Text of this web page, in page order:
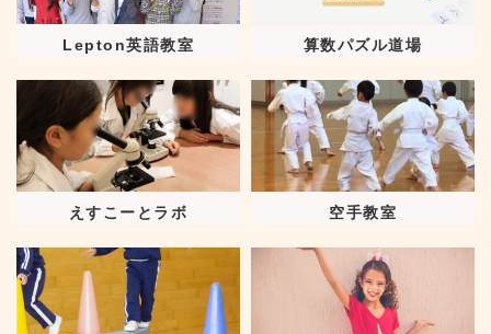
Lepton英語教室 算数パズル道場
えすこーとラボ 空手教室